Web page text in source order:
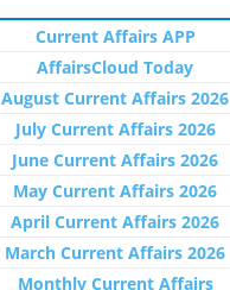
Current Affairs APP
AffairsCloud Today
August Current Affairs 2026
July Current Affairs 2026
June Current Affairs 2026
May Current Affairs 2026
April Current Affairs 2026
March Current Affairs 2026
Monthly Current Affairs